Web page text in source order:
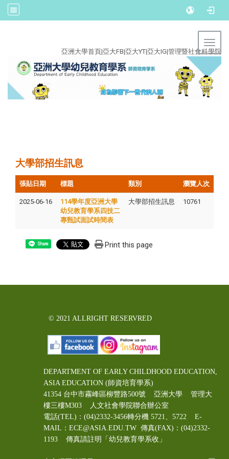
亞洲大學首頁|亞大FB|亞大YT|亞大IG|管理暨社會科學院
大學部招生訊息
張貼日期 標題 類別 瀏覽人次
2025-06-16
114學年度亞洲大學
幼兒教育學系四技二
專甄試面試時間表
大學部招生訊息 10761
Share Print this page
© 2021 ALLRIGHT RESERVRED
DEPARTMENT OF EARLY CHILDHOOD EDUCATION,
ASIA EDUCATION (師資培育學系)
41354 台中市霧峰區柳豐路500號 亞洲大學 管理大
樓三樓M303 人文社會學院聯合辦公室
電話(TEL)：(04)2332-3456轉分機 5721、5722 E-
MAIL：ECE@ASIA.EDU.TW 傳真(FAX)：(04)2332-
1193 傳真請註明「幼兒教育學系收」